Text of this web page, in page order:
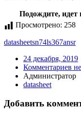
Подождите, идет
Просмотрено: 258
datasheetsn74ls367ansr
24 декабря, 2019
Комментариев
Администратор
datasheet
Добавить